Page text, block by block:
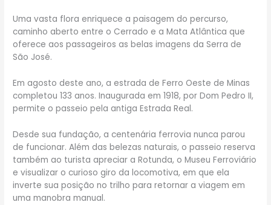
Uma vasta flora enriquece a paisagem do percurso,
caminho aberto entre o Cerrado e a Mata Atlântica que
oferece aos passageiros as belas imagens da Serra de
São José.
Em agosto deste ano, a estrada de Ferro Oeste de Minas
completou 133 anos. Inaugurada em 1918, por Dom Pedro II,
permite o passeio pela antiga Estrada Real.
Desde sua fundação, a centenária ferrovia nunca parou
de funcionar. Além das belezas naturais, o passeio reserva
também ao turista apreciar a Rotunda, o Museu Ferroviário
e visualizar o curioso giro da locomotiva, em que ela
inverte sua posição no trilho para retornar a viagem em
uma manobra manual.